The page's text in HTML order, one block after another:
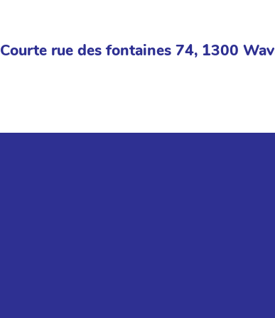
Courte rue des fontaines 74, 1300